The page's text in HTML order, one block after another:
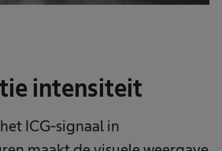
intensiteit
ICG-signaal in